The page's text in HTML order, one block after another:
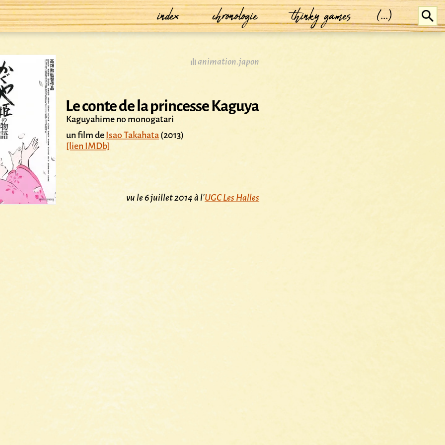
index chronologie thinky games (...)
animation.japon
Le conte de la princesse Kaguya
Kaguyahime no monogatari
un film deIsao Takahata(2013)
[lien IMDb]
vu le 6 juillet 2014 à l'UGC Les Halles